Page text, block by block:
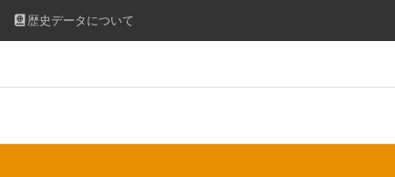
歴史データについて